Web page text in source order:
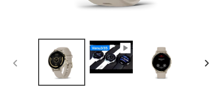
VORHERIGER